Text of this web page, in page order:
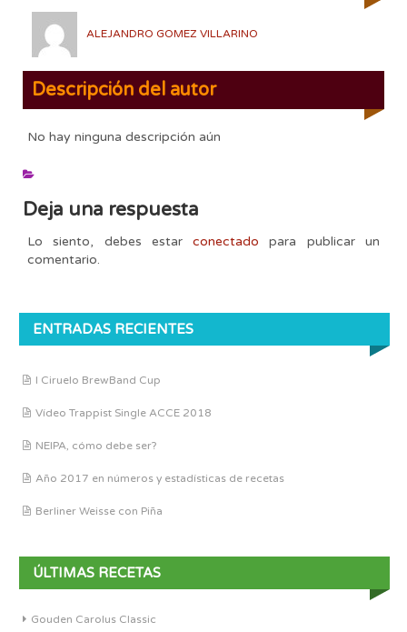
ALEJANDRO GOMEZ VILLARINO
Descripción del autor
No hay ninguna descripción aún
Deja una respuesta
Lo siento, debes estarconectado para publicar un
comentario.
ENTRADAS RECIENTES
I Ciruelo BrewBand Cup
Vídeo Trappist Single ACCE 2018
NEIPA, cómo debe ser?
Año 2017 en números y estadísticas de recetas
Berliner Weisse con Piña
ÚLTIMAS RECETAS
Gouden Carolus Classic